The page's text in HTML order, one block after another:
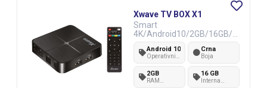
Xwave TV BOX X1
Smart
4K/Android10/2GB/16GB/Q
SB/AUX/2xUSB
Android 10
Operativni
Crna
Boja
2GB
RAM
16 GB
Interna